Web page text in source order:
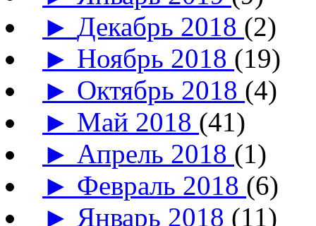
►Декабрь 2018 (2)
► Ноябрь 2018 (19)
► Октябрь 2018 (4)
► Май 2018 (41)
► Апрель 2018 (1)
► Февраль 2018 (6)
► Январь 2018 (11)